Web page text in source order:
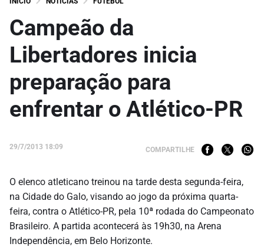
Campeão da
Libertadores inicia
preparação para
enfrentar o Atlético-PR
29/7/2013 18:09 COMPARTILHE
O elenco atleticano treinou na tarde desta segunda-feira,
na Cidade do Galo, visando ao jogo da próxima quarta-
feira, contra o Atlético-PR, pela 10ª rodada do Campeonato
Brasileiro. A partida acontecerá às 19h30, na Arena
Independência, em Belo Horizonte.